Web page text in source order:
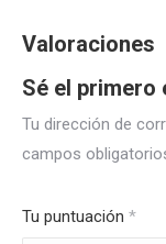
Valoraciones
Sé el primero
Tu dirección de
campos
Tu puntuación *